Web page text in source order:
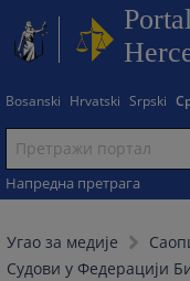
Bosanski Hrvatski Srpski
Напредна претрага
Угао за медије
Судови у Федерацији